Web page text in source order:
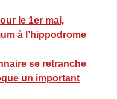
le 1er mai,
à l’hippodrome
se retranche
un important